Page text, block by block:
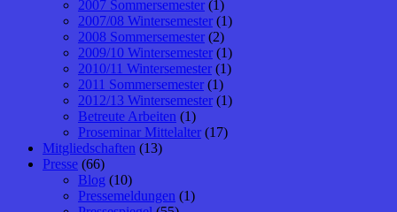
2007 Sommersemester (1)
2007/08 Wintersemester (1)
2008 Sommersemester (2)
2009/10 Wintersemester (1)
2010/11 Wintersemester (1)
2011 Sommersemester (1)
2012/13 Wintersemester (1)
Betreute Arbeiten (1)
Proseminar Mittelalter (17)
Mitgliedschaften (13)
Presse (66)
Blog (10)
Pressemeldungen (1)